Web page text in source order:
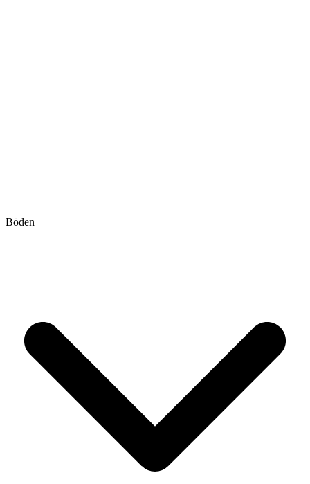
Böden